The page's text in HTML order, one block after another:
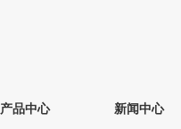
产品中心 新闻中心